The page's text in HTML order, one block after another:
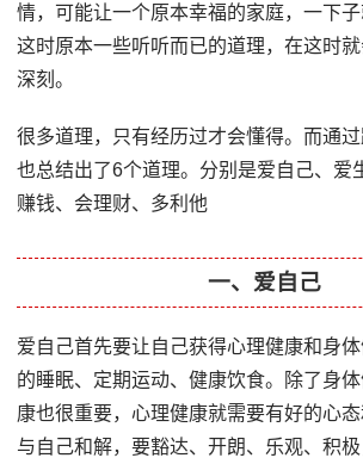
情，可能让一个原本幸福的家庭，一下
这时原本一些听听而已的道理，在这时
深刻。
很多道理，只有经历过才会懂得。而通过
也总结出了6个道理。分别是爱自己、爱
赚钱、会理财、多利他
一、爱自己
爱自己首先要让自己获得心理健康和身
的睡眠、定期运动、健康饮食。除了身
康也很重要，心理健康就需要有好的心
与自己和解，要豁达、开朗、乐观、积极